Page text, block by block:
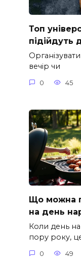
Топ
підійдуть
вечір чи
0 45
Що можна
на день
Коли день
пору року,
0 49